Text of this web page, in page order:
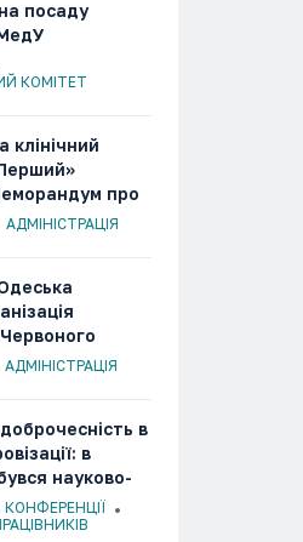
посаду
КОМІТЕТ
про
АДМІНІСТРАЦІЯ
об’єднали
АДМІНІСТРАЦІЯ
в
в
науково-
КОНФЕРЕНЦІЇ